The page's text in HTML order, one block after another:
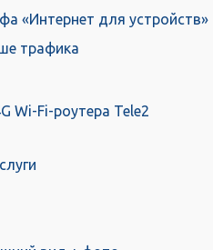
«Интернет для устройств»
трафика
Wi-Fi-роутера Tele2